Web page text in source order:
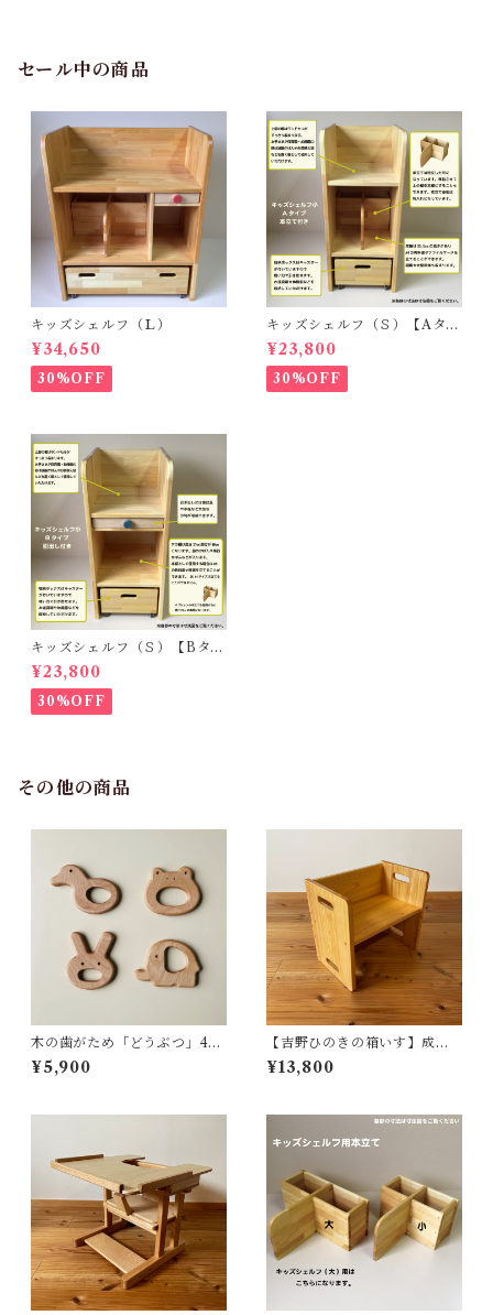
セール中の商品
キッズシェルフ（Ｌ）
¥34,650
30%OFF
キッズシェルフ（Ｓ）【Aタイ
プ・本立て付】
¥23,800
30%OFF
キッズシェルフ（Ｓ）【Bタイ
プ・引出し付】
¥23,800
30%OFF
その他の商品
木の歯がため「どうぶつ」4種
セット
¥5,900
【吉野ひのきの箱いす】成長
に合せて座面高を変えられる
桧の椅子、自然植物性塗料で
¥13,800